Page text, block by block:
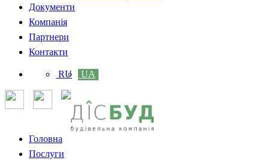
Документи
Компанія
Партнери
Контакти
RU UA
Головна
Послуги